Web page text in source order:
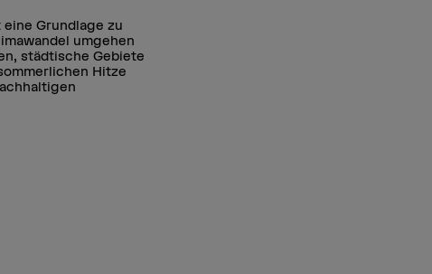
Grundlage zu
umgehen
städtische Gebiete
Hitze